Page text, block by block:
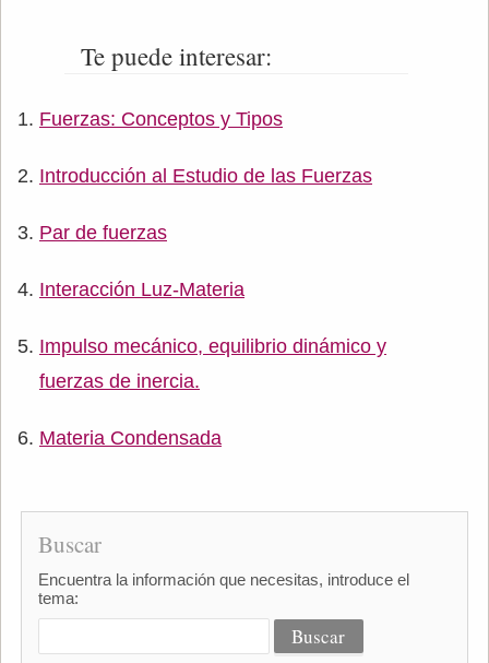
Te puede interesar:
Fuerzas: Conceptos y Tipos
Introducción al Estudio de las Fuerzas
Par de fuerzas
Interacción Luz-Materia
Impulso mecánico, equilibrio dinámico y
fuerzas de inercia.
Materia Condensada
Buscar
Encuentra la información que necesitas, introduce el
tema: